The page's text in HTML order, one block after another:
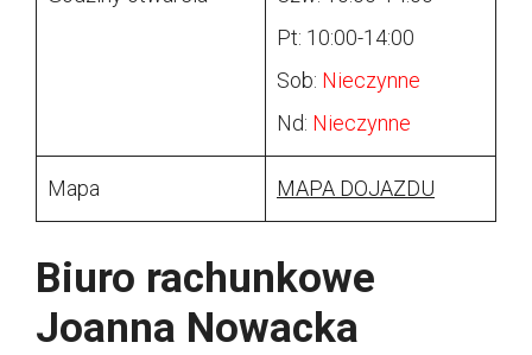
Pt: 10:00-14:00
Sob: Nieczynne
Nd: Nieczynne
Mapa MAPA DOJAZDU
Biuro rachunkowe
Joanna Nowacka